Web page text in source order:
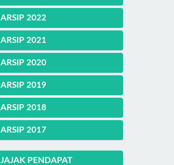
ARSIP 2022
ARSIP 2021
ARSIP 2020
ARSIP 2019
ARSIP 2018
ARSIP 2017
JAJAK PENDAPAT